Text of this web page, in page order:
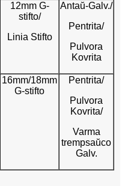
12mm G-
stifto/
Linia Stifto
Antaŭ-Galv./
Pentrita/
Pulvora
Kovrita
16mm/18mm
G-stifto
Pentrita/
Pulvora
Kovrita/
Varma
trempsaŭco
Galv.